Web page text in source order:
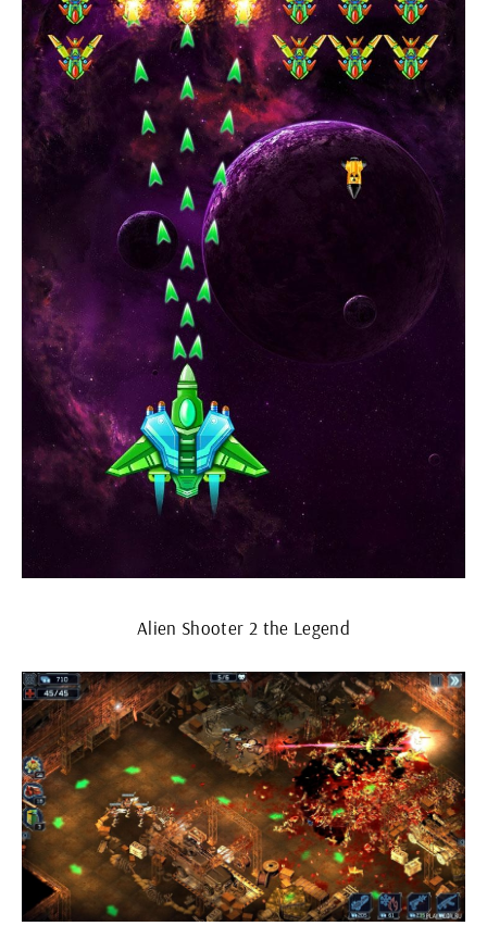
Alien Shooter 2 the Legend